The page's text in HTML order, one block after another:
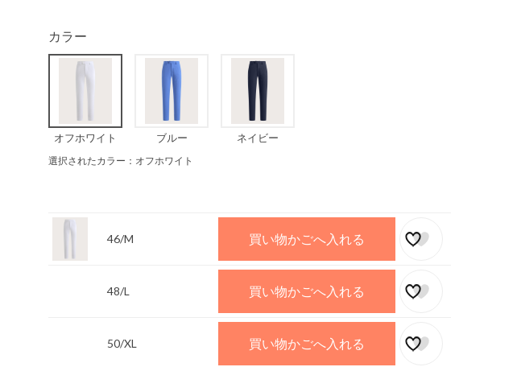
カラー
オフホワイト ブルー ネイビー
選択されたカラー：オフホワイト
46/M 買い物かごへ入れる
48/L 買い物かごへ入れる
50/XL 買い物かごへ入れる